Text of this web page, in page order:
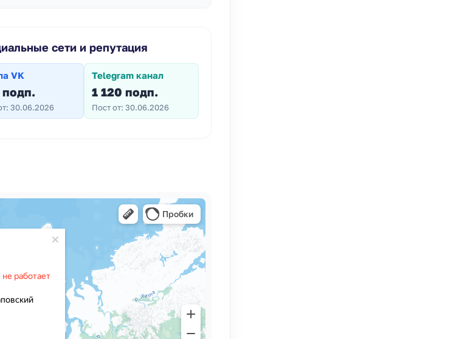
сети и репутация
VK
30.06.2026
Telegram канал
1 120 подп.
Пост от: 30.06.2026